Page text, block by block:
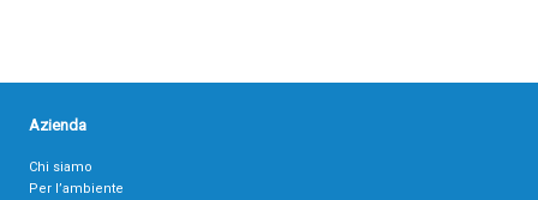
Azienda
Chi siamo
Per l’ambiente